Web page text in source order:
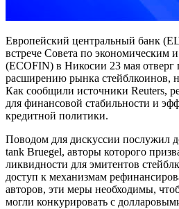
Европейский центральный банк
встрече Совета по экономическим
(ECOFIN) в Никосии 23 мая отверг
расширению рынка стейблкоинов,
Как сообщили источники Reuters,
для финансовой стабильности и
кредитной политики.
Поводом для дискуссии послужил
tank Bruegel, авторы которого
ликвидности для эмитентов
доступ к механизмам
авторов, эти меры необходимы,
могли конкурировать с